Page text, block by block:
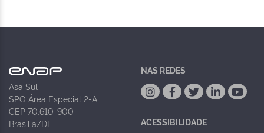
Asa Sul
SPO Área Especial 2-A
CEP 70.610-900
Brasília/DF
NAS REDES
ACESSIBILIDADE